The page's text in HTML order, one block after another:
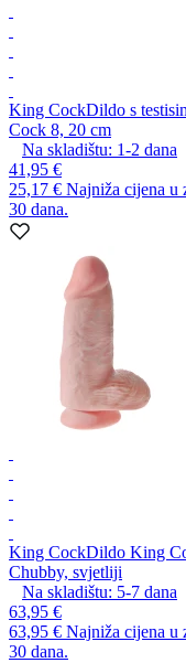
King CockDildo s
Cock 8, 20 cm
Na skladištu: 1-2 dana
41,95 €
25,17 € Najniža cijena u
30 dana.
King CockDildo King
Chubby, svjetliji
Na skladištu: 5-7 dana
63,95 €
63,95 € Najniža cijena u
30 dana.